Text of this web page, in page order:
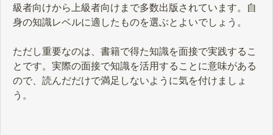
級者向けから上級者向けまで多数出版されています。自
身の知識レベルに適したものを選ぶとよいでしょう。
ただし重要なのは、書籍で得た知識を面接で実践するこ
とです。実際の面接で知識を活用することに意味がある
ので、読んだだけで満足しないように気を付けましょ
う。